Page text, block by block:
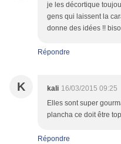
je les décortique
gens qui laissent la
donne des idées !!
Répondre
K kali 16/03/2015 09:25
Elles sont super
plancha ce doit être
Répondre